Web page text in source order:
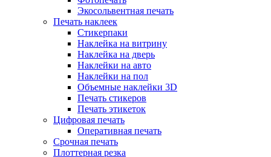
Экосольвентная печать
Печать наклеек
Стикерпаки
Наклейка на витрину
Наклейка на дверь
Наклейки на авто
Наклейки на пол
Объемные наклейки 3D
Печать стикеров
Печать этикеток
Цифровая печать
Оперативная печать
Срочная печать
Плоттерная резка